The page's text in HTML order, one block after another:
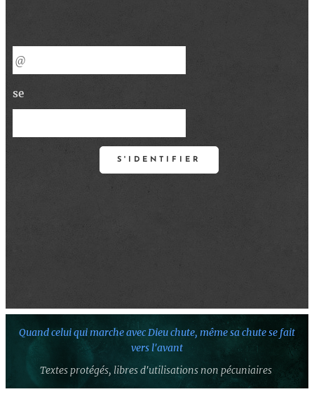
se
S'IDENTIFIER
Quand celui qui marche avec Dieu chute, même sa chute se fait
vers l'avant
Textes protégés, libres d'utilisations non pécuniaires